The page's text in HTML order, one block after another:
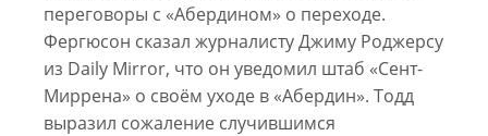
переговоры с «Абердином» о переходе.
Фергюсон сказал журналисту Джиму Роджерсу
из Daily Mirror, что он уведомил штаб «Сент-
Миррена» о своём уходе в «Абердин». Тодд
выразил сожаление случившимся